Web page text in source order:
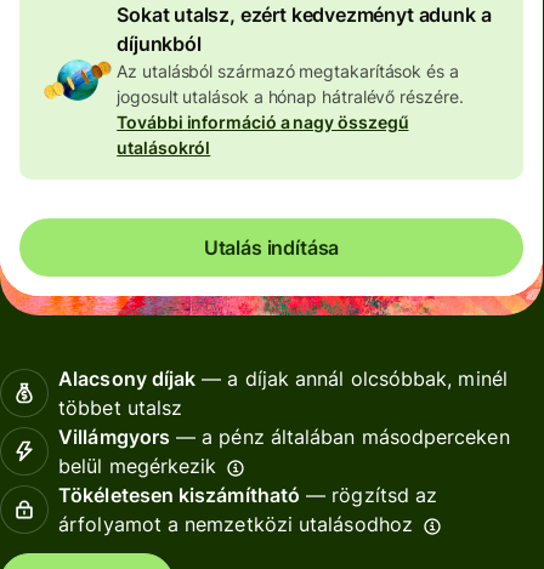
Sokat utalsz, ezért kedvezményt adunk a
díjunkból
Az utalásból származó megtakarítások és a
jogosult utalások a hónap hátralévő részére.
További információ a nagy összegű
utalásokról
Utalás indítása
Alacsony díjak — a díjak annál olcsóbbak, minél
többet utalsz
Villámgyors — a pénz általában másodperceken
belül megérkezik
Tökéletesen kiszámítható — rögzítsd az
árfolyamot a nemzetközi utalásodhoz